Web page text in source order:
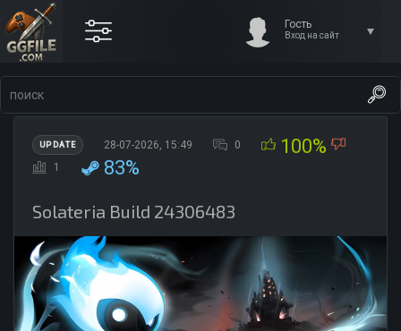
Гость
Вход на сайт
UPDATE 28-07-2026, 15:49 0 100%
1 83%
Solateria Build 24306483